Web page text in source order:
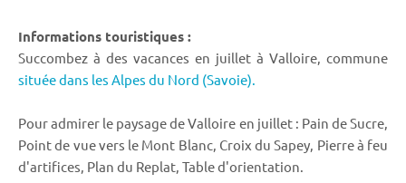
Informations touristiques :
Succombez à des vacances en juillet à Valloire, commune
située dans les Alpes du Nord (Savoie).
Pour admirer le paysage de Valloire en juillet : Pain de Sucre,
Point de vue vers le Mont Blanc, Croix du Sapey, Pierre à feu
d'artifices, Plan du Replat, Table d'orientation.